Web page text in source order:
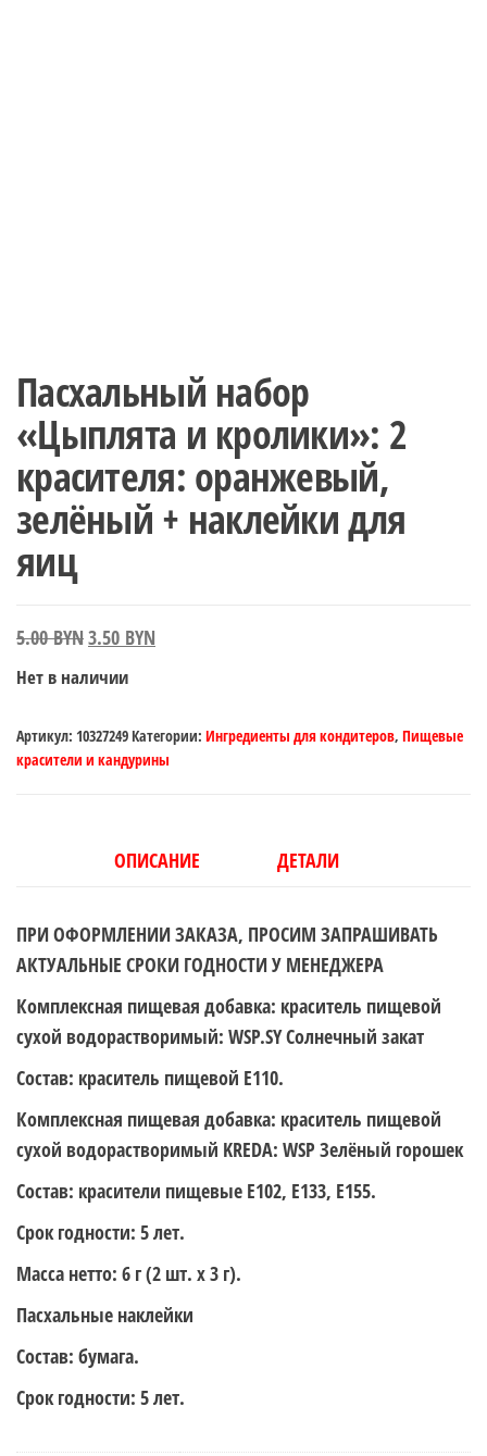
Пасхальный набор
«Цыплята и кролики»: 2
красителя: оранжевый,
зелёный + наклейки для
яиц
5.00BYNПервоначальная
5.00 BYN.
3.50 BYN
Нет в наличии
Артикул: 10327249 Категории: Ингредиенты для кондитеров, Пищевые
красители и кандурины
ОПИСАНИЕ ДЕТАЛИ
ПРИ ОФОРМЛЕНИИ ЗАКАЗА, ПРОСИМ ЗАПРАШИВАТЬ
АКТУАЛЬНЫЕ СРОКИ ГОДНОСТИ У МЕНЕДЖЕРА
Комплексная пищевая добавка: краситель пищевой
сухой водорастворимый: WSP.SY Солнечный закат
Состав: краситель пищевой Е110.
Комплексная пищевая добавка: краситель пищевой
сухой водорастворимый KREDA: WSP Зелёный горошек
Состав: красители пищевые Е102, E133, Е155.
Срок годности: 5 лет.
Масса нетто: 6 г (2 шт. х 3 г).
Пасхальные наклейки
Состав: бумага.
Срок годности: 5 лет.